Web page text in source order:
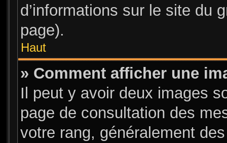
d’informations sur le site du
page).
Haut
» Comment afficher une
Il peut y avoir deux images
page de consultation des
votre rang, généralement